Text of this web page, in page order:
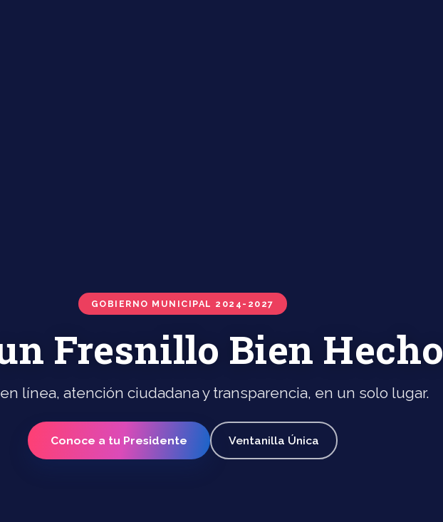
GOBIERNO MUNICIPAL 2024-2027
Fresnillo Bien Hecho
línea, atención ciudadana y transparencia, en un solo lugar.
Conoce a tu Presidente Ventanilla Única